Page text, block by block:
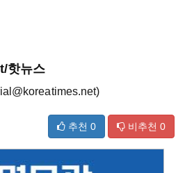
핫뉴스
추천 0 비추천 0